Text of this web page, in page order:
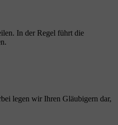
In der Regel führt die
legen wir Ihren Gläubigern dar,